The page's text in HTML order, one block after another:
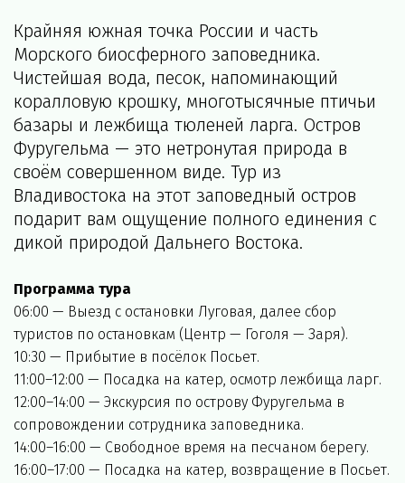
Крайняя южная точка России и часть
Морского биосферного заповедника.
Чистейшая вода, песок, напоминающий
коралловую крошку, многотысячные птичьи
базары и лежбища тюленей ларга. Остров
Фуругельма — это нетронутая природа в
своём совершенном виде. Тур из
Владивостока на этот заповедный остров
подарит вам ощущение полного единения с
дикой природой Дальнего Востока.
Программа тура
06:00 — Выезд с остановки Луговая, далее сбор
туристов по остановкам (Центр — Гоголя — Заря).
10:30 — Прибытие в посёлок Посьет.
11:00–12:00 — Посадка на катер, осмотр лежбища ларг.
12:00–14:00 — Экскурсия по острову Фуругельма в
сопровождении сотрудника заповедника.
14:00–16:00 — Свободное время на песчаном берегу.
16:00–17:00 — Посадка на катер, возвращение в Посьет.